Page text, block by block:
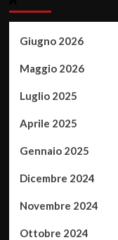
Giugno 2026
Maggio 2026
Luglio 2025
Aprile 2025
Gennaio 2025
Dicembre 2024
Novembre 2024
Ottobre 2024